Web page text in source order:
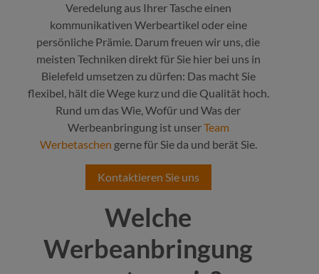
Veredelung aus Ihrer Tasche einen
kommunikativen Werbeartikel oder eine
persönliche Prämie. Darum freuen wir uns, die
meisten Techniken direkt für Sie hier bei uns in
Bielefeld umsetzen zu dürfen: Das macht Sie
flexibel, hält die Wege kurz und die Qualität hoch.
Rund um das Wie, Wofür und Was der
Werbeanbringung ist unserTeam
Werbetaschen gerne für Sie da und berät Sie.
Kontaktieren Sie uns
Welche
Werbeanbringung